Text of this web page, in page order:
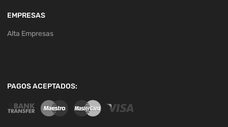
EMPRESAS
Alta Empresas
PAGOS ACEPTADOS: